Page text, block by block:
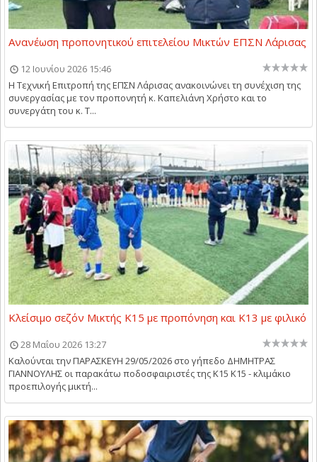
Ανανέωση προπονητικού επιτελείου Μικτών ΕΠΣΝ Λάρισας
12 Ιουνίου 2026 15:46
Η Τεχνική Επιτροπή της ΕΠΣΝ Λάρισας ανακοινώνει τη συνέχιση της
συνεργασίας με τον προπονητή κ. Καπελιάνη Χρήστο και το
συνεργάτη του κ. Τ...
Κλείσιμο σεζόν Μικτής Κ15 με προπόνηση και Κ13 με φιλικό
28 Μαΐου 2026 13:27
Καλούνται την ΠΑΡΑΣΚΕΥΗ 29/05/2026 στο γήπεδο ΔΗΜΗΤΡΑΣ
ΓΙΑΝΝΟΥΛΗΣ οι παρακάτω ποδοσφαιριστές της Κ15 Κ15 - κλιμάκιο
προεπιλογής μικτή...